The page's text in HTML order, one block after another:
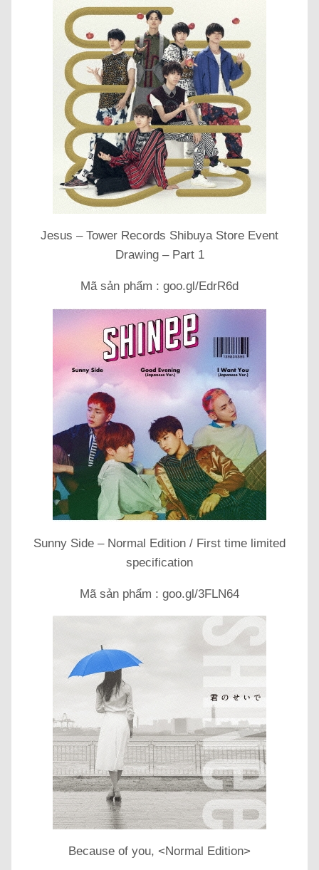
Jesus – Tower Records Shibuya Store Event
Drawing – Part 1
Mã sản phẩm : goo.gl/EdrR6d
Sunny Side – Normal Edition / First time limited
specification
Mã sản phẩm : goo.gl/3FLN64
Because of you, <Normal Edition>